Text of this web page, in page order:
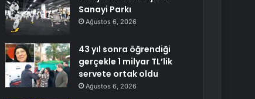
Sanayi Parkı
Ağustos 6, 2026
43 yıl sonra öğrendiği
gerçekle 1 milyar TL’lik
servete ortak oldu
Ağustos 6, 2026